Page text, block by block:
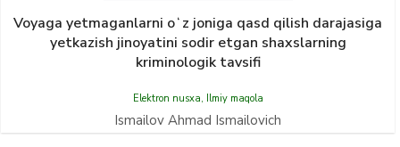
Voyaga yetmaganlarni oʻz joniga qasd qilish darajasiga
yetkazish jinoyatini sodir etgan shaxslarning
kriminologik tavsifi
Elektron nusxa, Ilmiy maqola
Ismailov Ahmad Ismailovich